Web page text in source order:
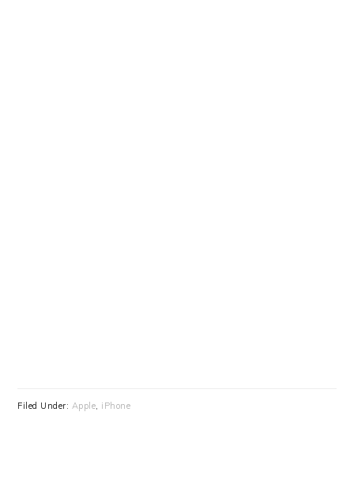
Filed Under: Apple, iPhone